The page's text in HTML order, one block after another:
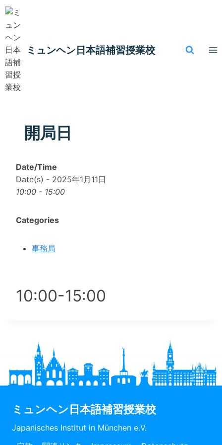
内
を
キ
ッ
プ
ミュンヘン​日本語補習授業校
開局日
Date/Time
Date(s) - 2025年1月11日
10:00 - 15:00
Categories
事務局
10:00-15:00
ミュンヘン日本語補習授業校
Japanisches Institut in München e.V.